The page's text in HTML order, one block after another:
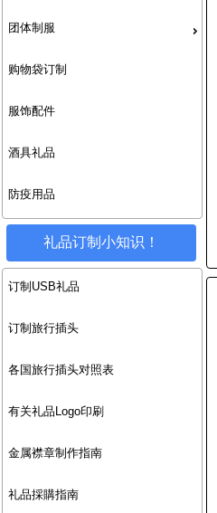
团体制服
购物袋订制
服饰配件
酒具礼品
防疫用品
礼品订制小知识！
订制USB礼品
订制旅行插头
各国旅行插头对照表
有关礼品Logo印刷
金属襟章制作指南
礼品採購指南